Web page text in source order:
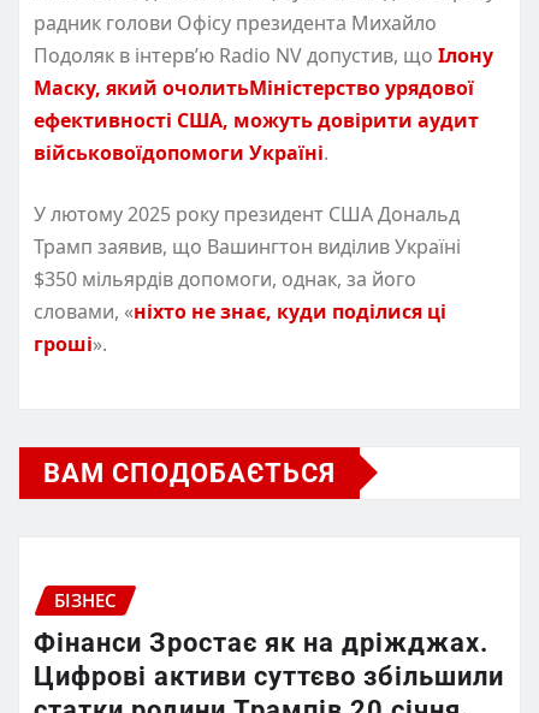
радник голови Офісу президента Михайло
Подоляк в інтерв’ю Radio NV допустив, що Ілону
Маску, який очолитьМіністерство урядової
ефективності США, можуть довірити аудит
військовоїдопомоги Україні.
У лютому 2025 року президент США Дональд
Трамп заявив, що Вашингтон виділив Україні
$350 мільярдів допомоги, однак, за його
словами, «ніхто не знає, куди поділися ці
гроші».
ВАМ СПОДОБАЄТЬСЯ
БІЗНЕС
Фінанси Зростає як на дріжджах.
Цифрові активи суттєво збільшили